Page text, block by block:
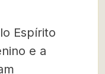
Espírito
e a